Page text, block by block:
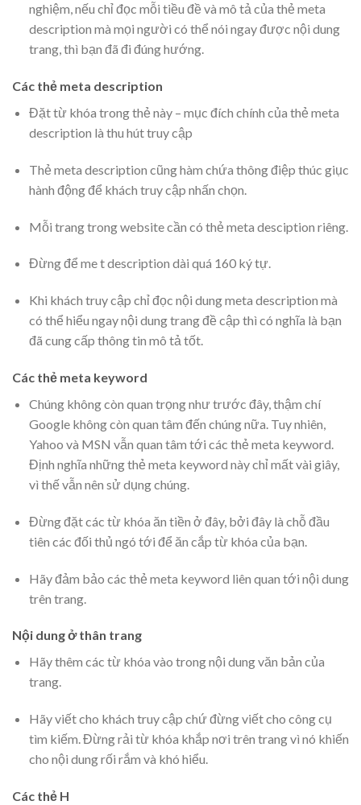
nghiệm, nếu chỉ đọc mỗi tiều đề và mô tả của thẻ meta
description mà mọi người có thể nói ngay được nội dung
trang, thì bạn đã đi đúng hướng.
Các thẻ meta description
Đặt từ khóa trong thẻ này – mục đích chính của thẻ meta
description là thu hút truy cập
Thẻ meta description cũng hàm chứa thông điệp thúc giục
hành động để khách truy cập nhấn chọn.
Mỗi trang trong website cần có thẻ meta desciption riêng.
Đừng để me t description dài quá 160 ký tự.
Khi khách truy cập chỉ đọc nội dung meta description mà
có thể hiểu ngay nội dung trang đề cập thì có nghĩa là bạn
đã cung cấp thông tin mô tả tốt.
Các thẻ meta keyword
Chúng không còn quan trọng như trước đây, thậm chí
Google không còn quan tâm đến chúng nữa. Tuy nhiên,
Yahoo và MSN vẫn quan tâm tới các thẻ meta keyword.
Định nghĩa những thẻ meta keyword này chỉ mất vài giây,
vì thế vẫn nên sử dụng chúng.
Đừng đặt các từ khóa ăn tiền ở đây, bởi đây là chỗ đầu
tiên các đối thủ ngó tới để ăn cắp từ khóa của bạn.
Hãy đảm bảo các thẻ meta keyword liên quan tới nội dung
trên trang.
Nội dung ở thân trang
Hãy thêm các từ khóa vào trong nội dung văn bản của
trang.
Hãy viết cho khách truy cập chứ đừng viết cho công cụ
tìm kiếm. Đừng rải từ khóa khắp nơi trên trang vì nó khiến
cho nội dung rối rắm và khó hiểu.
Các thẻ H